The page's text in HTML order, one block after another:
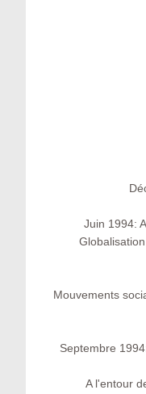
Juin 1994:
Mouvements
Septembre
A l'entour